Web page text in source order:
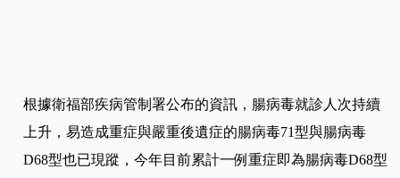
根據衛福部疾病管制署公布的資訊，腸病毒就診人次持續
上升，易造成重症與嚴重後遺症的腸病毒71型與腸病毒
D68型也已現蹤，今年目前累計一例重症即為腸病毒D68型